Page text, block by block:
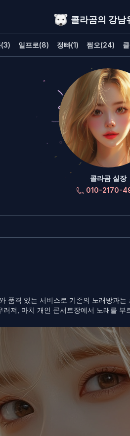
콜라곰의 강남
일프로(8) 정빠(1) 쩜오(24)
콜라곰 실장
010-2170-
품격 있는 서비스로 기존의 노래방과
져, 마치 개인 콘서트장에서 노래를 부